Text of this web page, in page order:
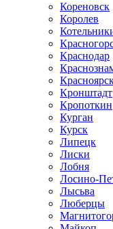
Кореновск
Королев
Краснодар
Кронштадт
Кропоткин
Курган
Курск
Липецк
Лиски
Лобня
Лосино-
Лысьва
Люберцы